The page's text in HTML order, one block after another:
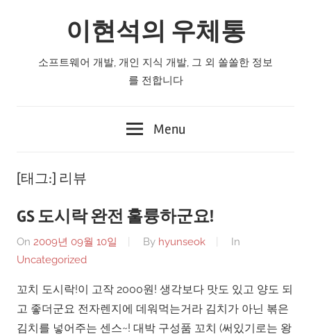
이현석의 우체통
소프트웨어 개발, 개인 지식 개발, 그 외 쏠쏠한 정보
를 전합니다
Menu
[태그:] 리뷰
GS 도시락 완전 훌륭하군요!
On 2009년 09월 10일 By hyunseok
In
Uncategorized
꼬치 도시락!이 고작 2000원! 생각보다 맛도 있고 양도 되
고 좋더군요 전자렌지에 데워먹는거라 김치가 아닌 볶은
김치를 넣어주는 센스~! 대박 구성품 꼬치 (써있기로는 왕